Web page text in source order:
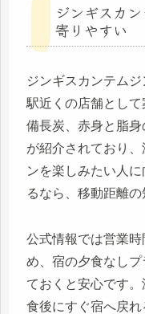
ジンギスカ
寄りやすい
ジンギスカンテム
駅近くの店舗として
備長炭、赤身と脂
が紹介されており
ンを楽しみたい人
るなら、移動距離の
公式情報では営業
め、宿の夕食なし
ておくと安心です。
食後にすぐ宿へ戻れ